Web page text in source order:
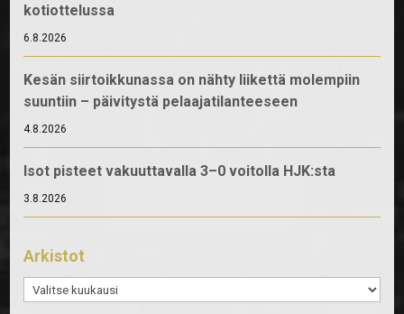
kotiottelussa
6.8.2026
Kesän siirtoikkunassa on nähty liikettä molempiin
suuntiin – päivitystä pelaajatilanteeseen
4.8.2026
Isot pisteet vakuuttavalla 3–0 voitolla HJK:sta
3.8.2026
Arkistot
Arkistot